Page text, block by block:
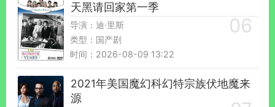
天黑请回家第一季
导演：迪·里斯
类型：国产剧
时间：2026-08-09 13:22
2021年美国魔幻科幻特宗族伏地魔来
源